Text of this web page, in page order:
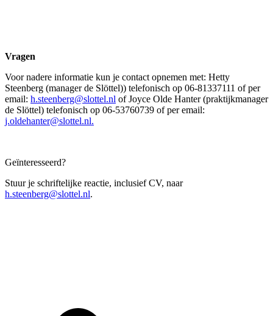
Vragen
Voor nadere informatie kun je contact opnemen met: Hetty
Steenberg (manager de Slöttel)) telefonisch op 06-81337111 of per
email: h.steenberg@slottel.nl of Joyce Olde Hanter (praktijkmanager
de Slöttel) telefonisch op 06-53760739 of per email:
j.oldehanter@slottel.nl.
Geïnteresseerd?
Stuur je schriftelijke reactie, inclusief CV, naar
h.steenberg@slottel.nl.